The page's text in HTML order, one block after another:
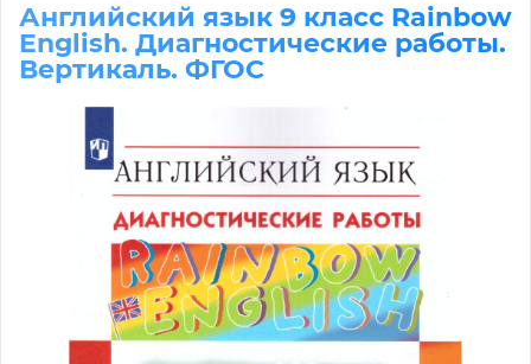
Английский язык 9 класс Rainbow
English. Диагностические работы.
Вертикаль. ФГОС